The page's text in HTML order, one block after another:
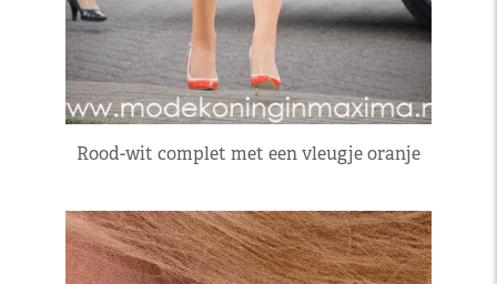
Rood-wit complet met een vleugje oranje